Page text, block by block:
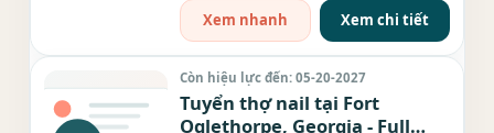
Xem nhanh
Xem chi tiết
Còn hiệu lực đến: 05-20-2027
Tuyển thợ nail tại Fort
Oglethorpe, Georgia - Full